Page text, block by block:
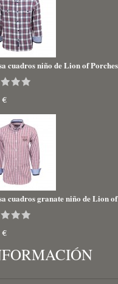
cuadros niño de Lion of Porches
€
cuadros granate niño de Lion
€